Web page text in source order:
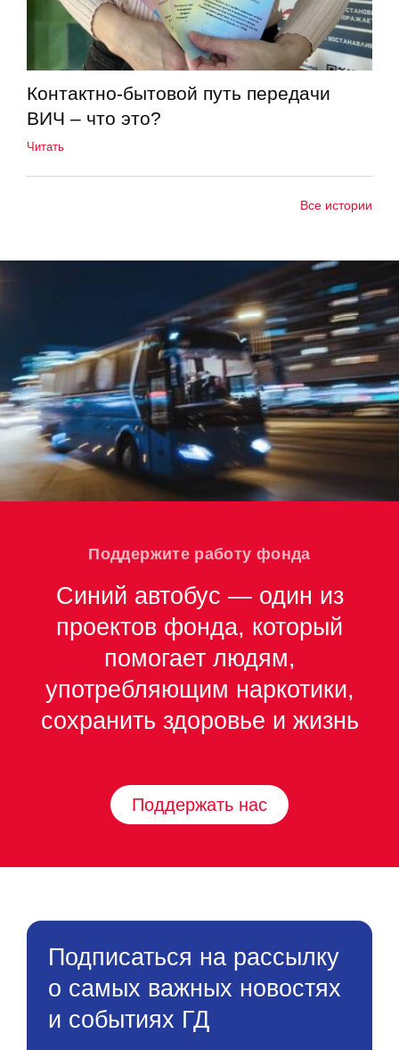
Контактно-бытовой путь передачи
ВИЧ – что это?
Читать
Все истории
Поддержите работу фонда
Синий автобус — один из
проектов фонда, который
помогает людям,
употребляющим наркотики,
сохранить здоровье и жизнь
Поддержать нас
Подписаться на рассылку
о самых важных новостях
и событиях ГД